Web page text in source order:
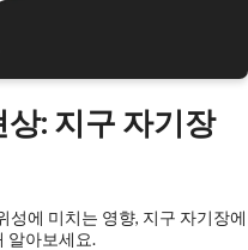
: 지구 자기장
성에 미치는 영향, 지구 자기장에
알아보세요.